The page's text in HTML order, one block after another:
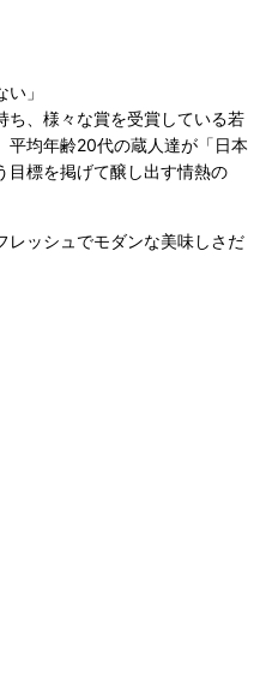
」
ち、様々な賞を受賞している若
平均年齢20代の蔵人達が「日本
目標を掲げて醸し出す情熱の
レッシュでモダンな美味しさだ